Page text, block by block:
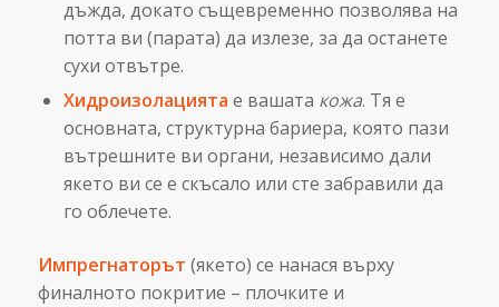
дъжда, докато същевременно позволява на
потта ви (парата) да излезе, за да останете
сухи отвътре.
Хидроизолацията е вашата кожа. Тя е
основната, структурна бариера, която пази
вътрешните ви органи, независимо дали
якето ви се е скъсало или сте забравили да
го облечете.
Импрегнаторът (якето) се нанася върху
финалното покритие – плочките и